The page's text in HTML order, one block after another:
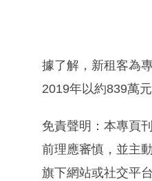
據了解，新租客為
2019年以約839萬
免責聲明：本專頁
前理應審慎，並主
旗下網站或社交平